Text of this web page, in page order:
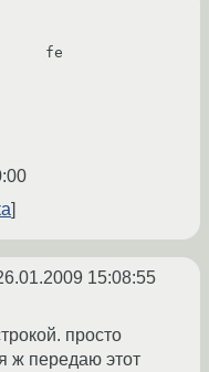
15:08:55
просто
ж передаю этот